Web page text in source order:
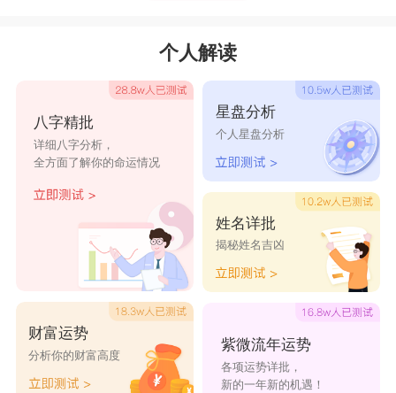
焓伶
珵彤 如羽 含奕
妁颖
鑫蕾
童燕
纾怡
瑜茹
绮颖
冬雪 醉秋
葵盼
碧妍 彤珍 梅幻
个人解读
八字精批
详细八字分析，
全方面了解你的命运情况
财富运势
分析你的财富高度
星盘分析
个人星盘分析
姓名详批
揭秘姓名吉凶
紫微流年运势
各项运势详批，
新的一年新的机遇！